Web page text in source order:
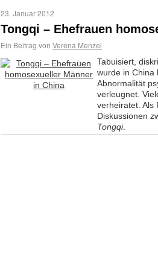
23. Januar 2012
Tongqi – Ehefrauen
Ein Beitrag von Verena Menzel
Tabuisiert,
wurde in China
Abnormalität
verleugnet.
verheiratet. Als
Diskussionen
Tongqi.